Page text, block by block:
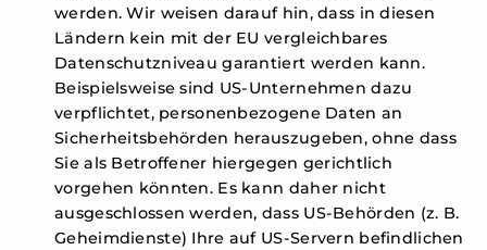
werden. Wir weisen darauf hin, dass in diesen
Ländern kein mit der EU vergleichbares
Datenschutzniveau garantiert werden kann.
Beispielsweise sind US-Unternehmen dazu
verpflichtet, personenbezogene Daten an
Sicherheitsbehörden herauszugeben, ohne dass
Sie als Betroffener hiergegen gerichtlich
vorgehen könnten. Es kann daher nicht
ausgeschlossen werden, dass US-Behörden (z. B.
Geheimdienste) Ihre auf US-Servern befindlichen